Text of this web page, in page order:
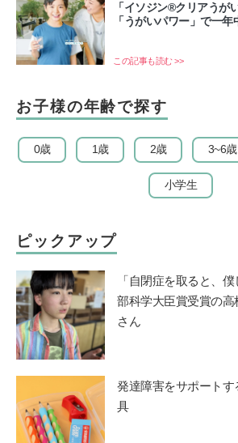
「イソジン®クリアうが
「うがいパワー」で一年
この記事も読む >>
お子様の年齢で探す
0歳 1歳 2歳 3~6歳
小学生
ピックアップ
「自閉症を取ると、
部科学大臣賞受賞の
さん
発達障害をサポート
具